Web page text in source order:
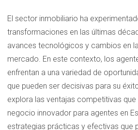
El sector inmobiliario ha
transformaciones en las últimas
avances tecnológicos y cambios en
mercado. En este contexto, los
enfrentan a una variedad de
que pueden ser decisivas para su
explora las ventajas competitivas
negocio innovador para agentes en
estrategias prácticas y efectivas que